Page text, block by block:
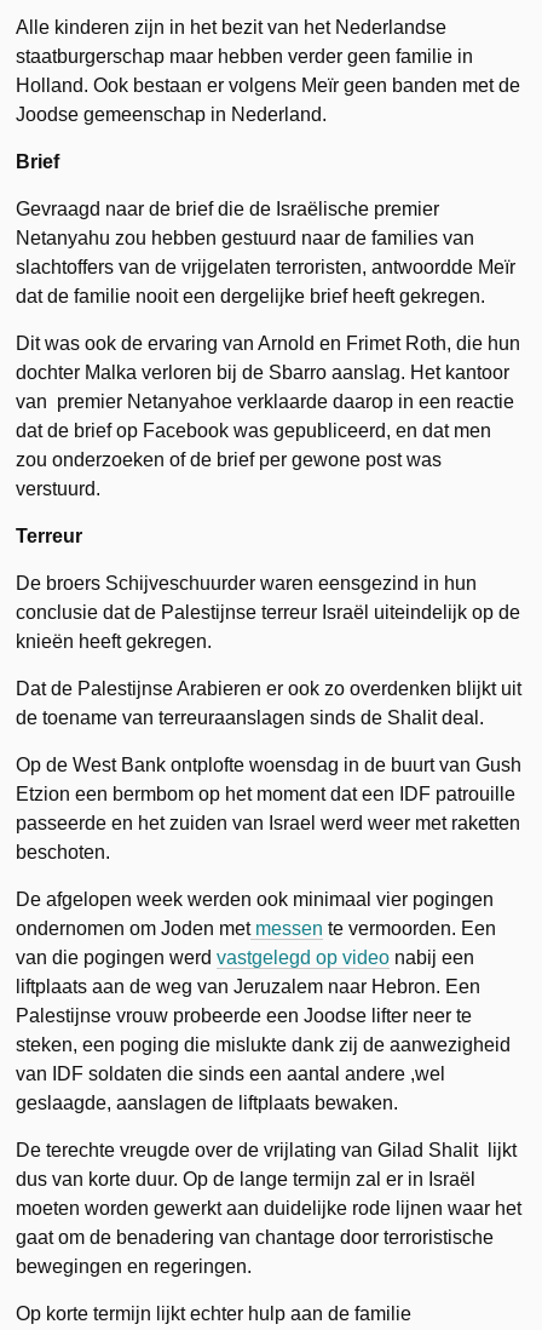
Alle kinderen zijn in het bezit van het Nederlandse
staatburgerschap maar hebben verder geen familie in
Holland. Ook bestaan er volgens Meïr geen banden met de
Joodse gemeenschap in Nederland.
Brief
Gevraagd naar de brief die de Israëlische premier
Netanyahu zou hebben gestuurd naar de families van
slachtoffers van de vrijgelaten terroristen, antwoordde Meïr
dat de familie nooit een dergelijke brief heeft gekregen.
Dit was ook de ervaring van Arnold en Frimet Roth, die hun
dochter Malka verloren bij de Sbarro aanslag. Het kantoor
van premier Netanyahoe verklaarde daarop in een reactie
dat de brief op Facebook was gepubliceerd, en dat men
zou onderzoeken of de brief per gewone post was
verstuurd.
Terreur
De broers Schijveschuurder waren eensgezind in hun
conclusie dat de Palestijnse terreur Israël uiteindelijk op de
knieën heeft gekregen.
Dat de Palestijnse Arabieren er ook zo overdenken blijkt uit
de toename van terreuraanslagen sinds de Shalit deal.
Op de West Bank ontplofte woensdag in de buurt van Gush
Etzion een bermbom op het moment dat een IDF patrouille
passeerde en het zuiden van Israel werd weer met raketten
beschoten.
De afgelopen week werden ook minimaal vier pogingen
ondernomen om Joden metmessen te vermoorden. Een
van die pogingen werdvastgelegd op video nabij een
liftplaats aan de weg van Jeruzalem naar Hebron. Een
Palestijnse vrouw probeerde een Joodse lifter neer te
steken, een poging die mislukte dank zij de aanwezigheid
van IDF soldaten die sinds een aantal andere ,wel
geslaagde, aanslagen de liftplaats bewaken.
De terechte vreugde over de vrijlating van Gilad Shalit lijkt
dus van korte duur. Op de lange termijn zal er in Israël
moeten worden gewerkt aan duidelijke rode lijnen waar het
gaat om de benadering van chantage door terroristische
bewegingen en regeringen.
Op korte termijn lijkt echter hulp aan de familie